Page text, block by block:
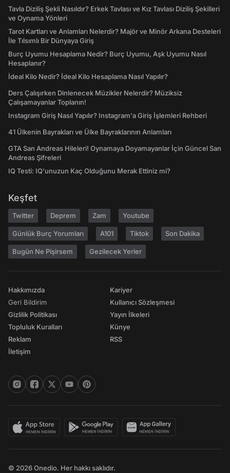
Tavla Diziliş Şekli Nasıldır? Erkek Tavlası ve Kız Tavlası Diziliş Şekilleri
ve Oynama Yönleri
Tarot Kartları ve Anlamları Nelerdir? Majör ve Minör Arkana Desteleri
İle Tılsımlı Bir Dünyaya Giriş
Burç Uyumu Hesaplama Nedir? Burç Uyumu, Aşk Uyumu Nasıl
Hesaplanır?
İdeal Kilo Nedir? İdeal Kilo Hesaplama Nasıl Yapılır?
Ders Çalışırken Dinlenecek Müzikler Nelerdir? Müziksiz
Çalışamayanlar Toplanın!
Instagram Giriş Nasıl Yapılır? Instagram'a Giriş İşlemleri Rehberi
41 Ülkenin Bayrakları ve Ülke Bayraklarının Anlamları
GTA San Andreas Hileleri! Oynamaya Doyamayanlar İçin Güncel San
Andreas Şifreleri
IQ Testi: IQ'unuzun Kaç Olduğunu Merak Ettiniz mi?
Keşfet
Twitter Deprem Zam Youtube
Günlük Burç Yorumları A101 Tiktok Son Dakika
Bugün Ne Pişirsem Gezilecek Yerler
Hakkımızda
Geri Bildirim
Gizlilik Politikası
Topluluk Kuralları
Reklam
İletişim
Kariyer
Kullanıcı Sözleşmesi
Yayın İlkeleri
Künye
RSS
© 2026 Onedio. Her hakkı saklıdır.